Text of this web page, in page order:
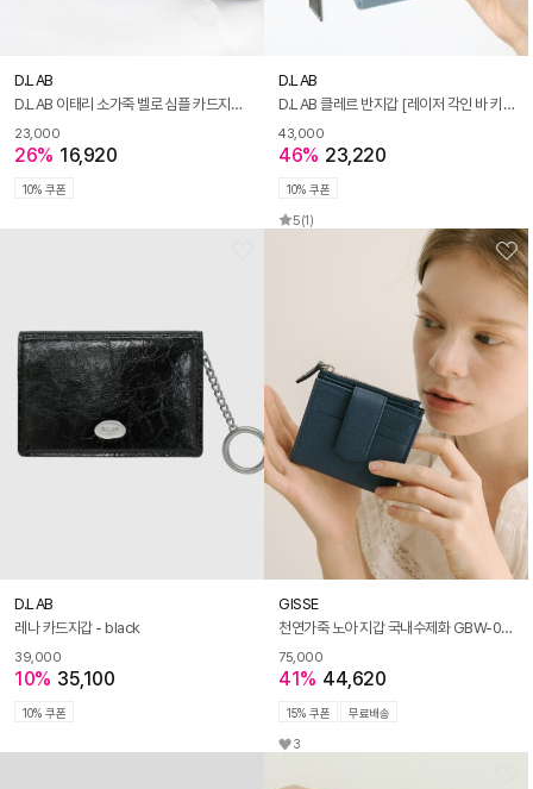
D.LAB
D.LAB 이태리 소가죽 벨로 심플 카드지갑 - 4color
23,000
26% 16,920
10% 쿠폰
D.LAB
D.LAB 클레르 반지갑 [레이저 각인 바 키링 증정] - 4color
43,000
46% 23,220
10% 쿠폰
5(1)
D.LAB
레나 카드지갑 - black
39,000
10% 35,100
10% 쿠폰
GISSE
천연가죽 노아 지갑 국내수제화 GBW-0021
75,000
41% 44,620
15% 쿠폰 무료배송
3